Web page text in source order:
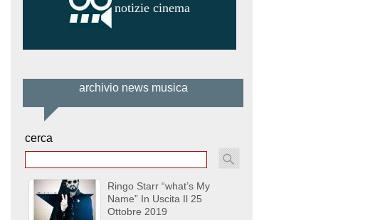
notizie cinema
archivio news musica
cerca
Ringo Starr “what’s My
Name” In Uscita Il 25
Ottobre 2019